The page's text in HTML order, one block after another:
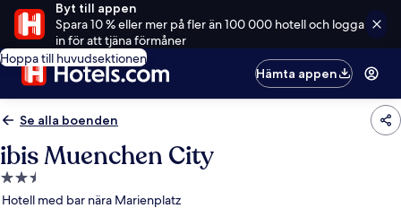
Byt till appen
Spara 10 % eller mer på fler än 100 000 hotell och logga
in för att tjäna förmåner
Hoppa till huvudsektionen
Hämta appen
Se alla boenden
ibis Muenchen City
2.5-
stjärnigt
Hotell med bar nära Marienplatz